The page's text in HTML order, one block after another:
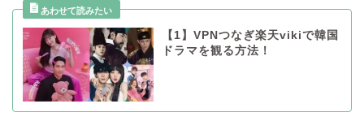
【1】VPNつなぎ楽天vikiで韓国
ドラマを観る方法！